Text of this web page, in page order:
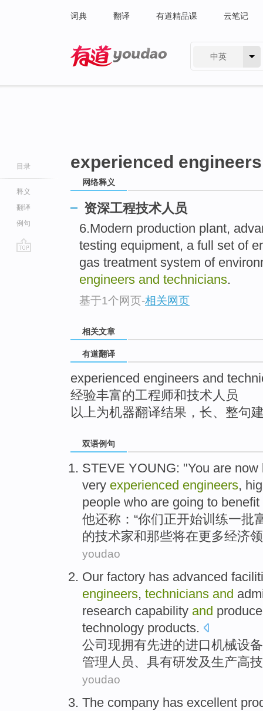
词典 翻译 有道精品课 云笔记
中英
目录
释义
翻译
例句
experienced
网络释义
资深工程技术人员
6.Modern production plant,
testing equipment, a full set of
gas treatment system of
engineers and technicians.
基于1个网页-相关网页
相关文章
有道翻译
experienced engineers and
经验丰富的工程师和技术人员
以上为机器翻译结果，长、整句
双语例句
STEVE YOUNG: "You are now
very experienced engineers,
people who are going to benefit
他还称：“你们正开始训练一批
的技术家和那些将在更多经济
youdao
Our factory has advanced
engineers, technicians and
research capability and produce
technology products.
公司 现拥有先进的进口机械设备
管理 人员、具有研发及生产高
youdao
The company has excellent